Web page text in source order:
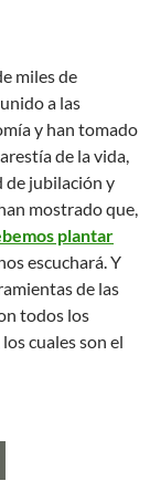
miles de
a las
y han tomado
de la vida,
de jubilación y
mostrado que,
plantar
escuchará. Y
de las
todos los
cuales son el
contra la